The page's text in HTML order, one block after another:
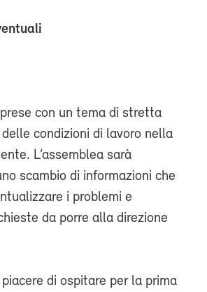
con un tema di stretta
condizioni di lavoro nella
L’assemblea sarà
scambio di informazioni che
i problemi e
da porre alla direzione
di ospitare per la prima